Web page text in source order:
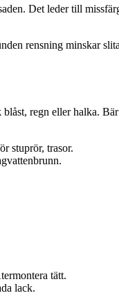
Det leder till
rensning minskar
regn eller halka.
stuprör, trasor.
tätt.
lack.